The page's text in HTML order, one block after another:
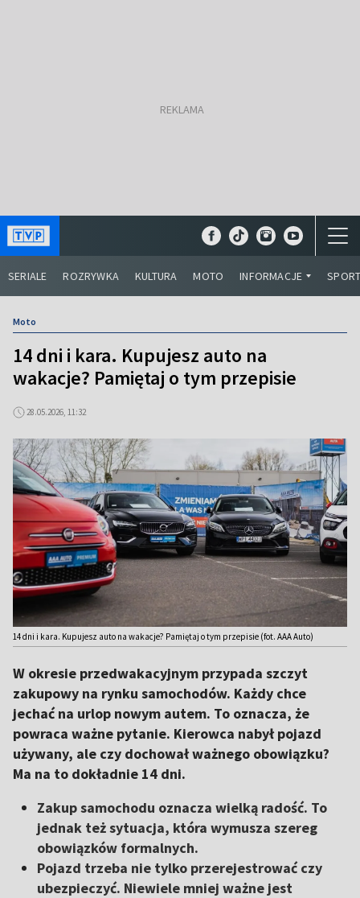
SERIALE ROZRYWKA KULTURA MOTO INFORMACJE
Moto
14 dni i kara. Kupujesz auto na
wakacje? Pamiętaj o tym przepisie
28.05.2026, 11:32
14 dni i kara. Kupujesz auto na wakacje? Pamiętaj o tym przepisie (fot. AAA Auto)
W okresie przedwakacyjnym przypada szczyt
zakupowy na rynku samochodów. Każdy chce
jechać na urlop nowym autem. To oznacza, że
powraca ważne pytanie. Kierowca nabył pojazd
używany, ale czy dochował ważnego obowiązku?
Ma na to dokładnie 14 dni.
Zakup samochodu oznacza wielką radość. To
jednak też sytuacja, która wymusza szereg
obowiązków formalnych.
Pojazd trzeba nie tylko przerejestrować czy
ubezpieczyć. Niewiele mniej ważne jest